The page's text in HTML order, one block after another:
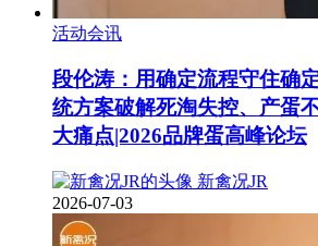
活动会讯
段伦涛：用确定流程守住
统方案破解死淘失控、产蛋
大痛点|2026品牌蛋高峰论坛
新禽况JR
2026-07-03